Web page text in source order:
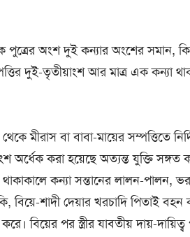
পুত্রের অংশ দুই কন্যার অংশের সমান,
দুই-তৃতীয়াংশ আর মাত্র এক কন্যা
মীরাস বা বাবা-মায়ের সম্পত্তিতে
অর্ধেক করা হয়েছে অত্যন্ত যুক্তি সঙ্গত
কন্যা সন্তানের লালন-পালন,
বিয়ে-শাদী দেয়ার খরচাদি পিতাই
বিয়ের পর স্ত্রীর যাবতীয় দায়-